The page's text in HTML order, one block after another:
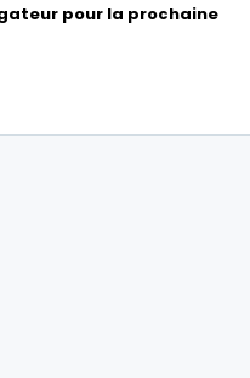
pour la prochaine